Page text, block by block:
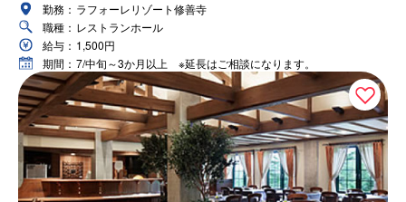
勤務： ラフォーレリゾート修善寺
職種： レストランホール
給与： 1,500円
期間： 7/中旬～3か月以上 ※延長はご相談になります。